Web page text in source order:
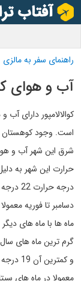
راهنمای سفر به مالزی
آب و هوای
کوالالامپور دارای آب
است. وجود کوهستان
شرق این شهر آب و
حرارت این شهر به
دسامبر تا فوریه
و
معمولا در ماه های